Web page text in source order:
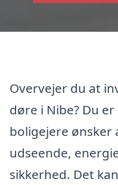
Overvejer du at
døre i Nibe? Du
boligejere ønsker
udseende,
sikkerhed. Det